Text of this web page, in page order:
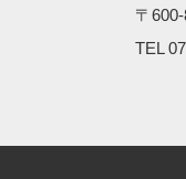
〒
TEL